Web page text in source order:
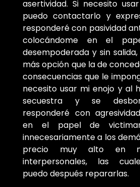
asertividad. Si necesito
puedo contactarlo y
responderé con pasividad
colocándome en el
desempoderada y sin
más opción que la de
consecuencias que le
necesito usar mi enojo y al
secuestra y se
responderé con
en el papel de
innecesariamente a los
precio muy alto en
interpersonales, las
puedo después repararlas.